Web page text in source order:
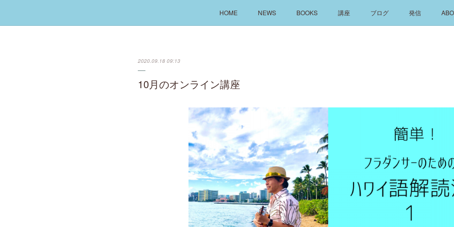
HOME NEWS BOOKS 講座 ブログ 発信
2020.09.18 09:13
10月のオンライン講座